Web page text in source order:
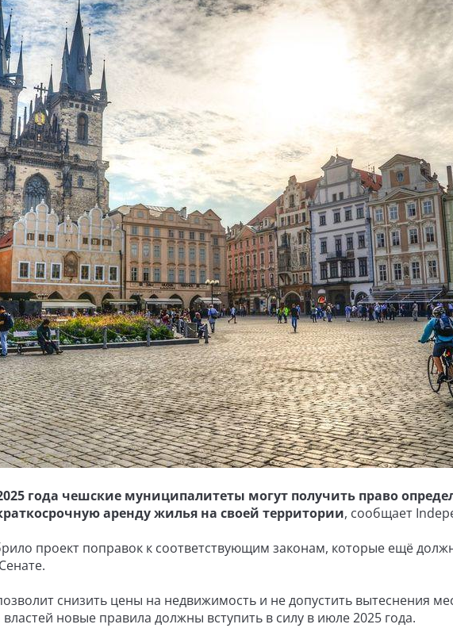
года чешские муниципалитеты могут получить право
аренду жилья на своей территории, сообщает
проект поправок к соответствующим законам, которые ещё
снизить цены на недвижимость и не допустить вытеснения
новые правила должны вступить в силу в июле 2025 года.